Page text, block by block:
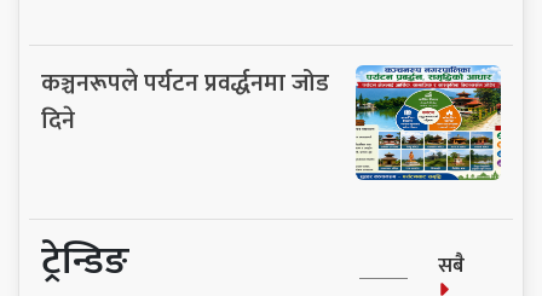
कञ्चनरूपले पर्यटन प्रवर्द्धनमा जोड
दिने
ट्रेन्डिङ सबै